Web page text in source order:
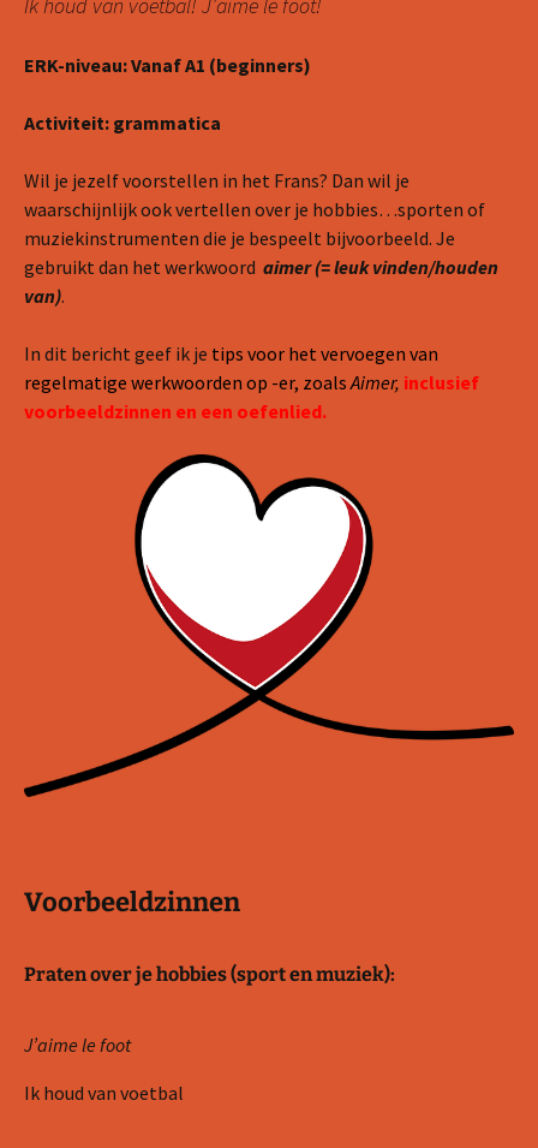
Ik houd van voetbal! J’aime le foot!
ERK-niveau: Vanaf A1 (beginners)
Activiteit: grammatica
Wil je jezelf voorstellen in het Frans? Dan wil je
waarschijnlijk ook vertellen over je hobbies…sporten of
muziekinstrumenten die je bespeelt bijvoorbeeld. Je
gebruikt dan het werkwoord aimer (= leuk vinden/houden
van).
In dit bericht geef ik je tips voor het vervoegen van
regelmatige werkwoorden op -er, zoalsAimer, inclusief
voorbeeldzinnen en een oefenlied.
Voorbeeldzinnen
Praten over je hobbies (sport en muziek):
J’aime le foot
Ik houd van voetbal